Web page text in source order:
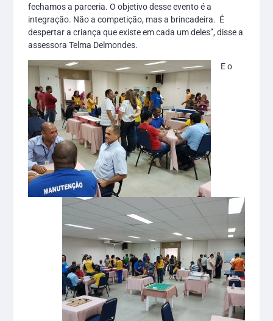
fechamos a parceria. O objetivo desse evento é a
integração. Não a competição, mas a brincadeira. É
despertar a criança que existe em cada um deles”, disse a
assessora Telma Delmondes.
E o